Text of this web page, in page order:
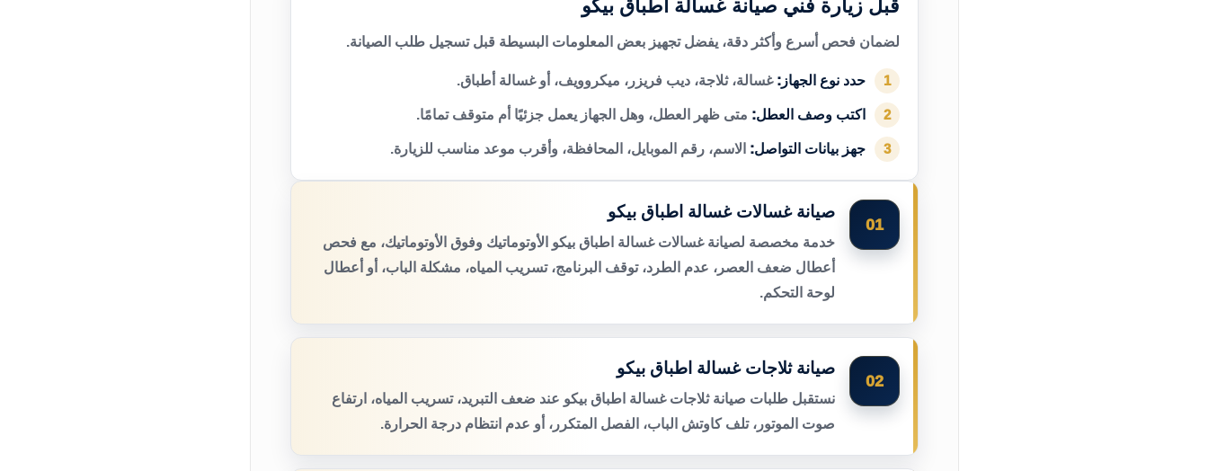
قبل زيارة فني صيانة غسالة اطباق بيكو
لضمان فحص أسرع وأكثر دقة، يفضل تجهيز بعض المعلومات البسيطة قبل تسجيل طلب الصيانة.
1 حدد نوع الجهاز: غسالة، ثلاجة، ديب فريزر، ميكروويف، أو غسالة أطباق.
2 اكتب وصف العطل: متى ظهر العطل، وهل الجهاز يعمل جزئيًا أم متوقف تمامًا.
3 جهز بيانات التواصل: الاسم، رقم الموبايل، المحافظة، وأقرب موعد مناسب للزيارة.
01
صيانة غسالات غسالة اطباق بيكو
خدمة مخصصة لصيانة غسالات غسالة اطباق بيكو الأوتوماتيك وفوق الأوتوماتيك، مع فحص
أعطال ضعف العصر، عدم الطرد، توقف البرنامج، تسريب المياه، مشكلة الباب، أو أعطال
لوحة التحكم.
02
صيانة ثلاجات غسالة اطباق بيكو
نستقبل طلبات صيانة ثلاجات غسالة اطباق بيكو عند ضعف التبريد، تسريب المياه، ارتفاع
صوت الموتور، تلف كاوتش الباب، الفصل المتكرر، أو عدم انتظام درجة الحرارة.